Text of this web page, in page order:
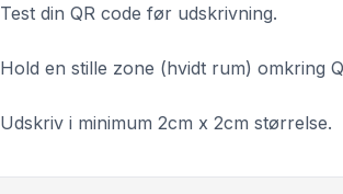
Test din QR code før udskrivning.
Hold en stille zone (hvidt rum) omkring
Udskriv i minimum 2cm x 2cm størrelse.